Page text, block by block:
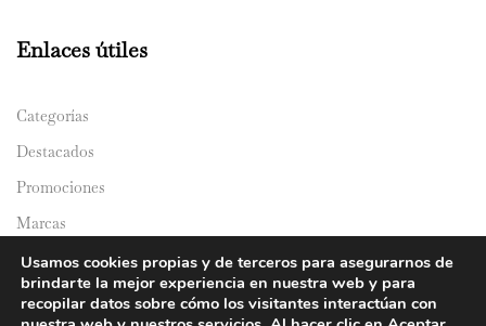
Enlaces útiles
Categorías
Destacados
Promociones
Marcas
Catálogos
Domicilios
Usamos cookies propias y de terceros para asegurarnos de
brindarte la mejor experiencia en nuestra web y para
recopilar datos sobre cómo los visitantes interactúan con